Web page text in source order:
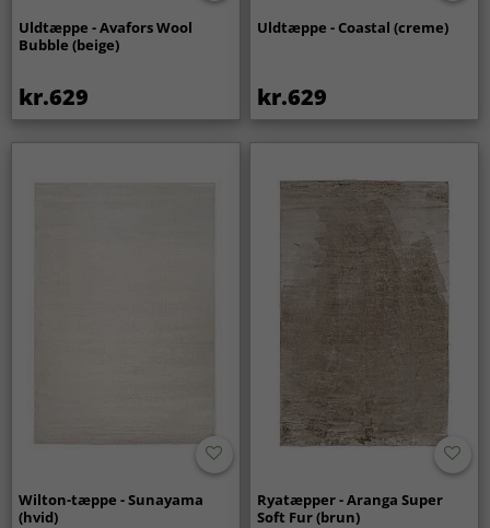
Uldtæppe - Avafors Wool
Bubble (beige)
kr.629
Uldtæppe - Coastal (creme)
kr.629
Wilton-tæppe - Sunayama
(hvid)
Ryatæpper - Aranga Super
Soft Fur (brun)